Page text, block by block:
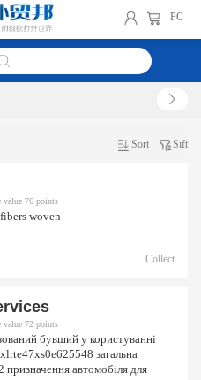
PC
Sort Sift
value 76 points
woven
Collect
value 72 points
бувший у користуванні
загальна
призначення автомобіля для